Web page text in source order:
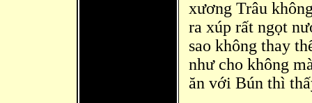
xương Trâu
ra xúp rất ngọt
sao không thay
như cho không
ăn với Bún thì